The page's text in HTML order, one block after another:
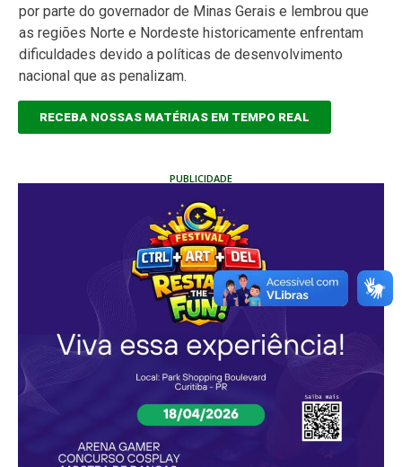
por parte do governador de Minas Gerais e lembrou que
as regiões Norte e Nordeste historicamente enfrentam
dificuldades devido a políticas de desenvolvimento
nacional que as penalizam.
RECEBA NOSSAS MATÉRIAS EM TEMPO REAL
PUBLICIDADE